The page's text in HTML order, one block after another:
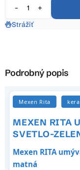
Strážiť
Podrobný popis
Mexen Rita
MEXEN RITA
SVETLO-
Mexen RITA
matná